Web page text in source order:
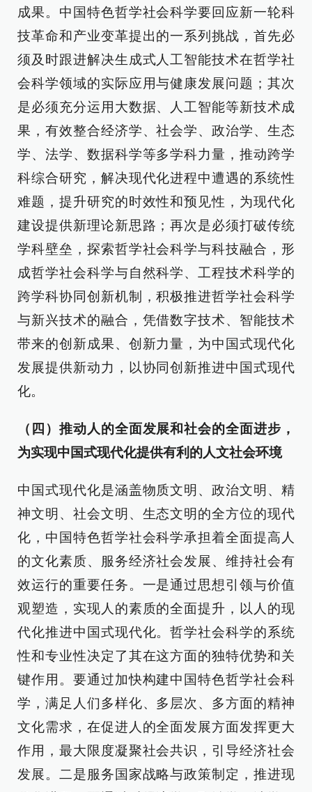
成果。中国特色哲学社会科学要回应新一轮科
技革命和产业变革提出的一系列挑战，首先必
须及时跟进解决生成式人工智能技术在哲学社
会科学领域的实际应用与健康发展问题；其次
是必须充分运用大数据、人工智能等新技术成
果，有效整合经济学、社会学、政治学、生态
学、法学、数据科学等多学科力量，推动跨学
科综合研究，解决现代化进程中遭遇的系统性
难题，提升研究的时效性和预见性，为现代化
建设提供新理论新思路；再次是必须打破传统
学科壁垒，探索哲学社会科学与科技融合，形
成哲学社会科学与自然科学、工程技术科学的
跨学科协同创新机制，积极推进哲学社会科学
与新兴技术的融合，凭借数字技术、智能技术
带来的创新成果、创新力量，为中国式现代化
发展提供新动力，以协同创新推进中国式现代
化。
（四）推动人的全面发展和社会的全面进步，
为实现中国式现代化提供有利的人文社会环境
中国式现代化是涵盖物质文明、政治文明、精
神文明、社会文明、生态文明的全方位的现代
化，中国特色哲学社会科学承担着全面提高人
的文化素质、服务经济社会发展、维持社会有
效运行的重要任务。一是通过思想引领与价值
观塑造，实现人的素质的全面提升，以人的现
代化推进中国式现代化。哲学社会科学的系统
性和专业性决定了其在这方面的独特优势和关
键作用。要通过加快构建中国特色哲学社会科
学，满足人们多样化、多层次、多方面的精神
文化需求，在促进人的全面发展方面发挥更大
作用，最大限度凝聚社会共识，引导经济社会
发展。二是服务国家战略与政策制定，推进现